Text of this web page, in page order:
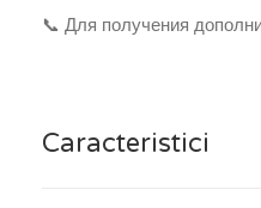
📞 Для получения
Caracteristici